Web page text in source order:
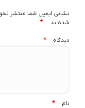
نشانی ایمیل شما منتشر
شده‌اند
*
دیدگاه *
نام *